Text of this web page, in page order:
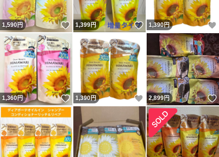
1,590円 いいね！
1,399円 いいね！
1,390円
1,360円 いいね！
1,390円 いいね！
2,899円